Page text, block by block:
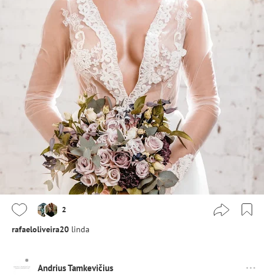
2
rafaeloliveira20 linda
Andrius Tamkevičius